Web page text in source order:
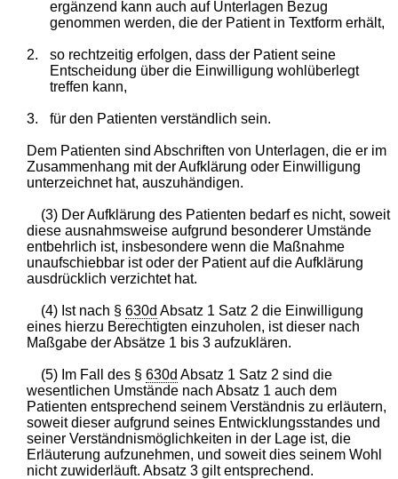
ergänzend kann auch auf Unterlagen Bezug
genommen werden, die der Patient in Textform erhält,
2.
so rechtzeitig erfolgen, dass der Patient seine
Entscheidung über die Einwilligung wohlüberlegt
treffen kann,
3. für den Patienten verständlich sein.
Dem Patienten sind Abschriften von Unterlagen, die er im
Zusammenhang mit der Aufklärung oder Einwilligung
unterzeichnet hat, auszuhändigen.
(3) Der Aufklärung des Patienten bedarf es nicht, soweit
diese ausnahmsweise aufgrund besonderer Umstände
entbehrlich ist, insbesondere wenn die Maßnahme
unaufschiebbar ist oder der Patient auf die Aufklärung
ausdrücklich verzichtet hat.
(4) Ist nach §630d Absatz 1 Satz 2 die Einwilligung
eines hierzu Berechtigten einzuholen, ist dieser nach
Maßgabe der Absätze 1 bis 3 aufzuklären.
(5) Im Fall des §630d Absatz 1 Satz 2 sind die
wesentlichen Umstände nach Absatz 1 auch dem
Patienten entsprechend seinem Verständnis zu erläutern,
soweit dieser aufgrund seines Entwicklungsstandes und
seiner Verständnismöglichkeiten in der Lage ist, die
Erläuterung aufzunehmen, und soweit dies seinem Wohl
nicht zuwiderläuft. Absatz 3 gilt entsprechend.